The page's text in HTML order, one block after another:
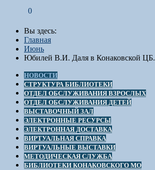
0
Вы здесь:
Главная
Июнь
Юбилей В.И. Даля в Конаковской ЦБ.
НОВОСТИ
СТРУКТУРА БИБЛИОТЕКИ
ОТДЕЛ ОБСЛУЖИВАНИЯ ВЗРОСЛЫХ
ОТДЕЛ ОБСЛУЖИВАНИЯ ДЕТЕЙ
ВЫСТАВОЧНЫЙ ЗАЛ
ЭЛЕКТРОННЫЕ РЕСУРСЫ
ЭЛЕКТРОННАЯ ДОСТАВКА
ВИРТУАЛЬНАЯ СПРАВКА
ВИРТУАЛЬНЫЕ ВЫСТАВКИ
МЕТОДИЧЕСКАЯ СЛУЖБА
БИБЛИОТЕКИ КОНАКОВСКОГО МО